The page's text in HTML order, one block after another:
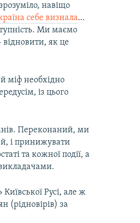
навіщо
себе визнала…
Ми маємо
відновити, як це
міф необхідно
із цього
Переконаний, ми
і принижувати
та кожної події, а
Русі, але ж
(рідновірів) за